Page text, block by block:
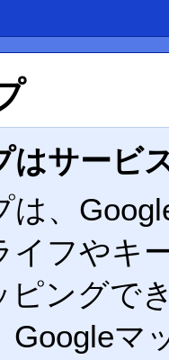
はサービ
は、
イフやキ
ピングで
Googleマ